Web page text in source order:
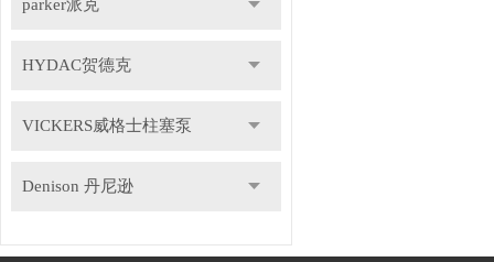
parker派克
HYDAC贺德克
VICKERS威格士柱塞泵
Denison 丹尼逊